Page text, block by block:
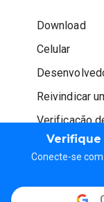
Conecte-se
Download
Celular
Reivindicar
Verificação